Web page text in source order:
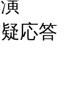
応答